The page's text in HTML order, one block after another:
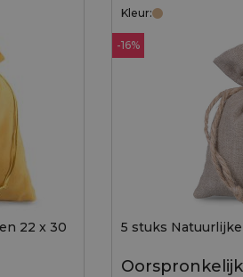
22 x 30
Kleur:
-16%
5 stuks